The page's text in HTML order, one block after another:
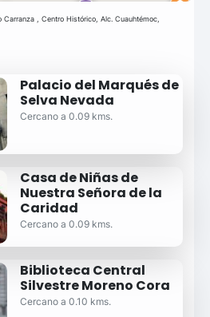
, Centro Histórico, Alc. Cuauhtémoc,
Palacio del Marqués de
Selva Nevada
Cercano a 0.09 kms.
Casa de Niñas de
Nuestra Señora de la
Caridad
Cercano a 0.09 kms.
Biblioteca Central
Silvestre Moreno Cora
Cercano a 0.10 kms.